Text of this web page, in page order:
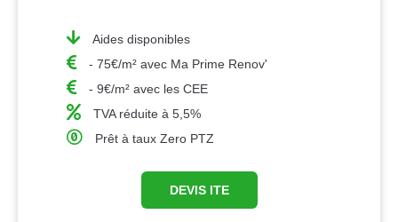
Aides disponibles
- 75€/m² avec Ma Prime Renov'
- 9€/m² avec les CEE
TVA réduite à 5,5%
Prêt à taux Zero PTZ
DEVIS ITE